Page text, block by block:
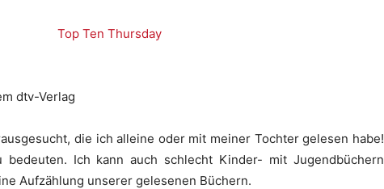
dtv-Verlag
die ich alleine oder mit meiner Tochter gelesen habe!
Ich kann auch schlecht Kinder- mit Jugendbüchern
Aufzählung unserer gelesenen Büchern.